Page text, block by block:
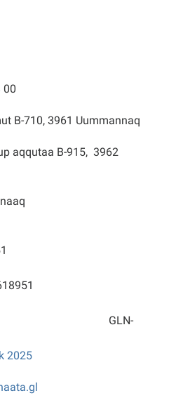
00
B-710, 3961 Uummannaq
aqqutaa B-915, 3962
GLN-
2025